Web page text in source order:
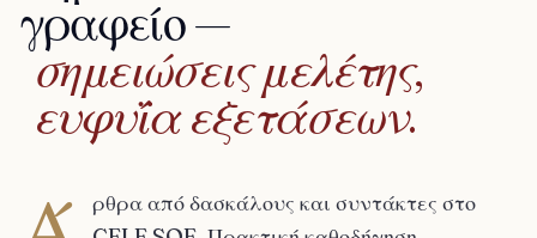
γραφείο—
σημειώσεις μελέτης,
ευφυΐα εξετάσεων.
ρθρα από δασκάλους και συντάκτες στο